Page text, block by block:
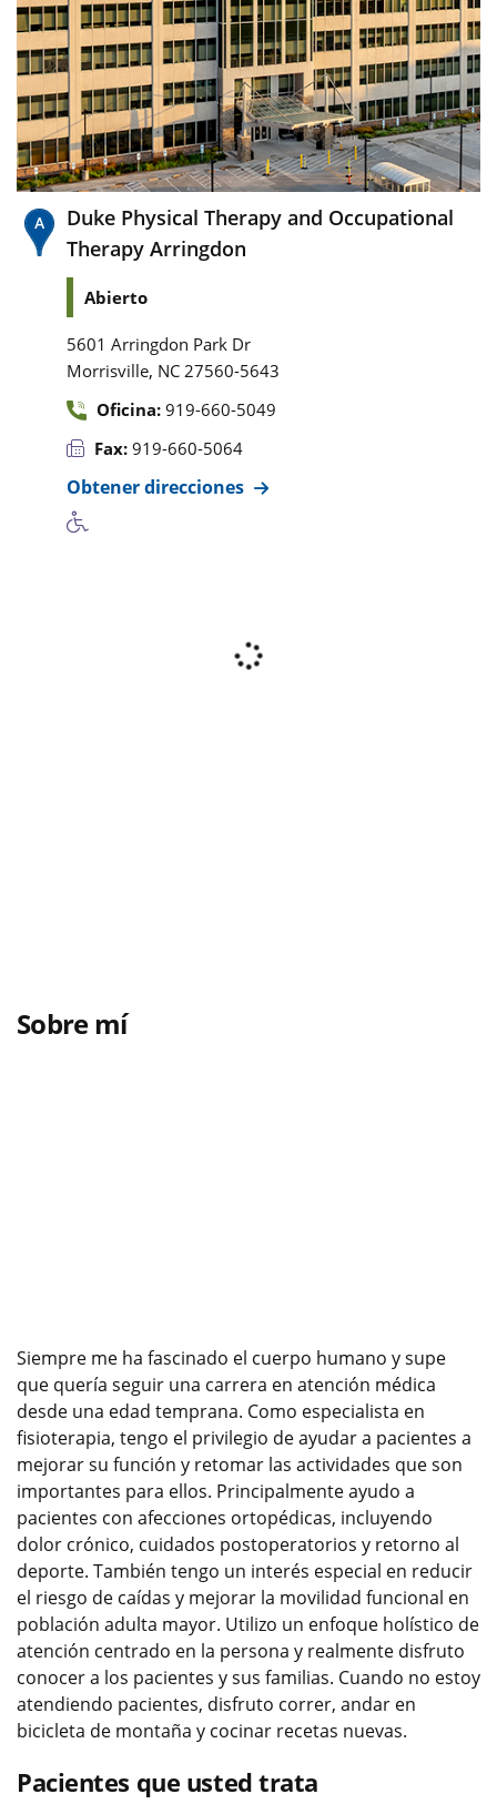
Duke Physical Therapy and Occupational
Therapy Arringdon
Abierto
5601 Arringdon Park Dr
Morrisville, NC 27560-5643
Oficina: 919-660-5049
Fax: 919-660-5064
Obtener direcciones
Sobre mí
Siempre me ha fascinado el cuerpo humano y supe
que quería seguir una carrera en atención médica
desde una edad temprana. Como especialista en
fisioterapia, tengo el privilegio de ayudar a pacientes a
mejorar su función y retomar las actividades que son
importantes para ellos. Principalmente ayudo a
pacientes con afecciones ortopédicas, incluyendo
dolor crónico, cuidados postoperatorios y retorno al
deporte. También tengo un interés especial en reducir
el riesgo de caídas y mejorar la movilidad funcional en
población adulta mayor. Utilizo un enfoque holístico de
atención centrado en la persona y realmente disfruto
conocer a los pacientes y sus familias. Cuando no estoy
atendiendo pacientes, disfruto correr, andar en
bicicleta de montaña y cocinar recetas nuevas.
Pacientes que usted trata